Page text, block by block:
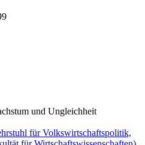
und Ungleichheit
für Volkswirtschaftspolitik,